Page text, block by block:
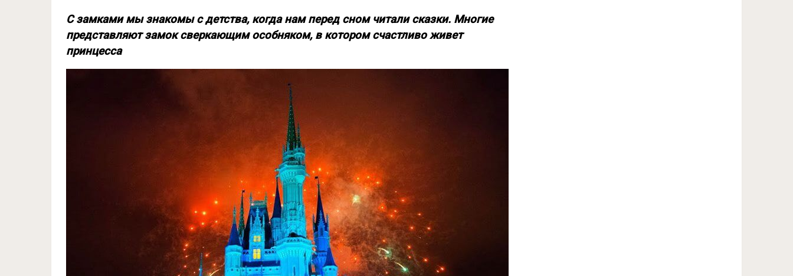
С замками мы знакомы с детства, когда нам перед сном читали сказки. Многие
представляют замок сверкающим особняком, в котором счастливо живет
принцесса